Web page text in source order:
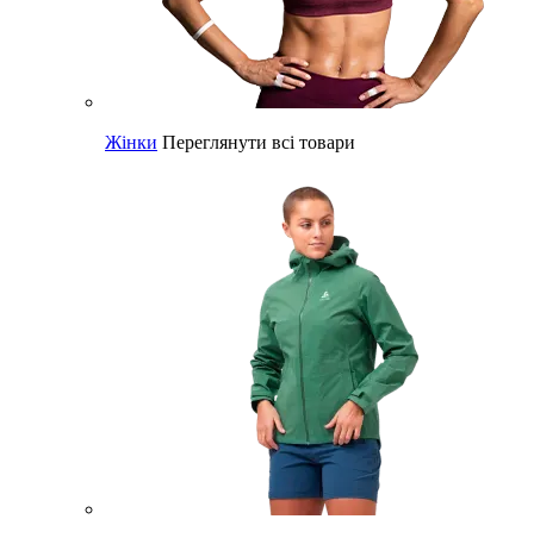
Жінки Переглянути всі товари